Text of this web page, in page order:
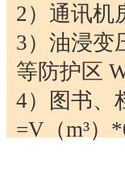
2）通讯机
3）油浸变
等防护区
4）图书、
=V（m³）